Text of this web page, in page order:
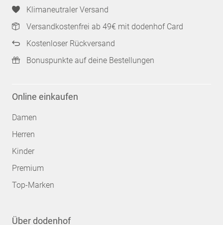
Klimaneutraler Versand
Versandkostenfrei ab 49€ mit dodenhof Card
Kostenloser Rückversand
Bonuspunkte auf deine Bestellungen
Online einkaufen
Damen
Herren
Kinder
Premium
Top-Marken
Über dodenhof